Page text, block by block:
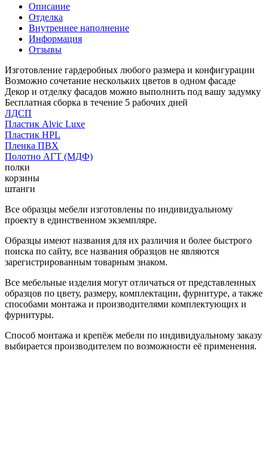
Описание
Отделка
Внутреннее наполнение
Информация
Отзывы
Изготовление гардеробных любого размера и конфигурации
Возможно сочетание нескольких цветов в одном фасаде
Декор и отделку фасадов можно выполнить под вашу задумку
Бесплатная сборка в течение 5 рабочих дней
ЛДСП
Пластик Alvic Luxe
Пластик HPL
Пленка ПВХ
Полотно АГТ (МДФ)
полки
корзины
штанги
Все образцы мебели изготовлены по индивидуальному
проекту в единственном экземпляре.
Образцы имеют названия для их различия и более быстрого
поиска по сайту, все названия образцов не являются
зарегистрированным товарным знаком.
Все мебельные изделия могут отличаться от представленных
образцов по цвету, размеру, комплектации, фурнитуре, а также
способами монтажа и производителями комплектующих и
фурнитуры.
Способ монтажа и крепёж мебели по индивидуальному заказу
выбирается производителем по возможности её применения.